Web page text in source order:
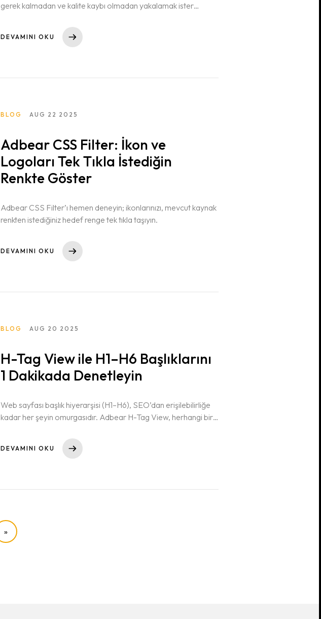
gerek kalmadan ve kalite kaybı olmadan yakalamak ister
bunun için tasarlandı. Tasarım…
DEVAMINI OKU
BLOG AUG 22 2025
Adbear CSS Filter: İkon ve
Logoları Tek Tıkla İstediğin
Renkte Göster
Adbear CSS Filter’ı hemen deneyin; ikonlarınızı, mevcut kaynak
renkten istediğiniz hedef renge tek tıkla taşıyın.
DEVAMINI OKU
BLOG AUG 20 2025
H-Tag View ile H1–H6 Başlıklarını
1 Dakikada Denetleyin
Web sayfası başlık hiyerarşisi (H1–H6), SEO’dan erişilebilirliğe
kadar her şeyin omurgasıdır. Adbear H-Tag View, herhangi bir
işaretler, seviye bazlı raporlar ve CSV’e aktarır.…
DEVAMINI OKU
»